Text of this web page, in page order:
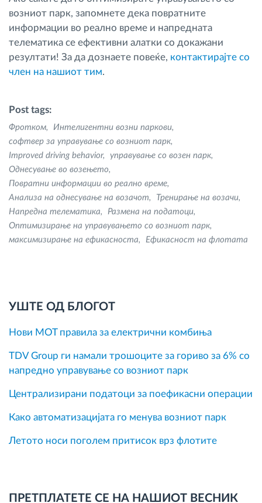
возниот парк, запомнете дека повратните
информации во реално време и напредната
телематика се ефективни алатки со докажани
резултати! За да дознаете повеќе, контактирајте со
член на нашиот тим.
Post tags:
Фротком
Интелигентни возни паркови
софтвер за управување со возниот парк
Improved driving behavior
управување со возен парк
Однесување во возењето
Повратни информации во реално време
Анализа на однесување на возачот
Тренирање на возачи
Напредна телематика
Размена на податоци
Оптимизирање на управувањето со возниот парк
максимизирање на ефикасноста
Ефикасност на флотата
УШТЕ ОД БЛОГОТ
Нови MOT правила за електрични комбиња
TDV Group ги намали трошоците за гориво за 6% со
напредно управување со возниот парк
Централизирани податоци за поефикасни операции
Како автоматизацијата го менува возниот парк
Летото носи поголем притисок врз флотите
ПРЕТПЛАТЕТЕ СЕ НА НАШИОТ ВЕСНИК